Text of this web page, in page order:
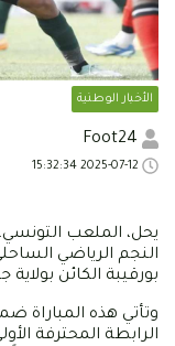
الأخبار الوطنية
النجم الرياضي
بورقيبة الكائن بولاية
وتأتي هذه المباراة